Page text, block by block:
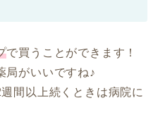
で買うことができます！
局がいいですね♪
間以上続くときは病院に